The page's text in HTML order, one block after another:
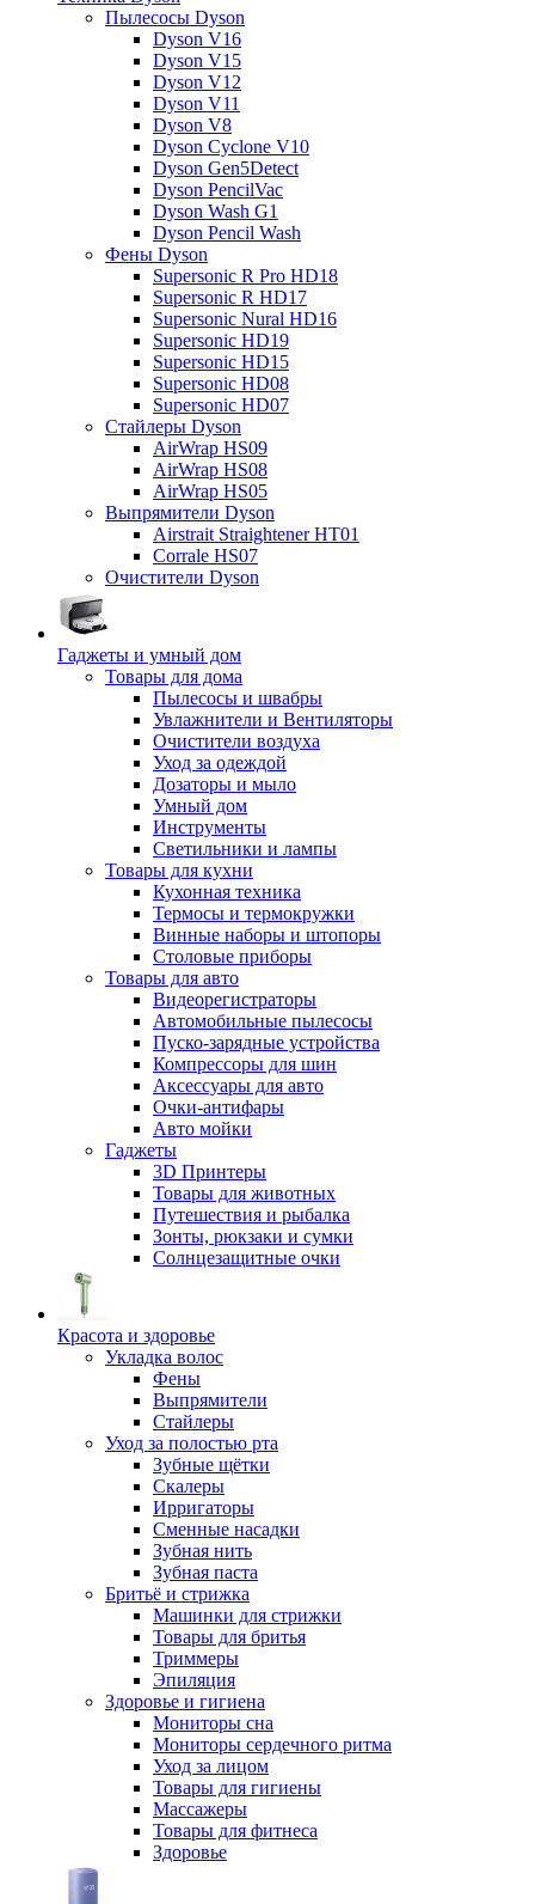
Пылесосы Dyson
Dyson V16
Dyson V15
Dyson V12
Dyson V11
Dyson V8
Dyson Cyclone V10
Dyson Gen5Detect
Dyson PencilVac
Dyson Wash G1
Dyson Pencil Wash
Фены Dyson
Supersonic R Pro HD18
Supersonic R HD17
Supersonic Nural HD16
Supersonic HD19
Supersonic HD15
Supersonic HD08
Supersonic HD07
Стайлеры Dyson
AirWrap HS09
AirWrap HS08
AirWrap HS05
Выпрямители Dyson
Airstrait Straightener HT01
Corrale HS07
Очистители Dyson
Гаджеты и умный дом
Товары для дома
Пылесосы и швабры
Увлажнители и Вентиляторы
Очистители воздуха
Уход за одеждой
Дозаторы и мыло
Умный дом
Инструменты
Светильники и лампы
Товары для кухни
Кухонная техника
Термосы и термокружки
Винные наборы и штопоры
Столовые приборы
Товары для авто
Видеорегистраторы
Автомобильные пылесосы
Пуско-зарядные устройства
Компрессоры для шин
Аксессуары для авто
Очки-антифары
Авто мойки
Гаджеты
3D Принтеры
Товары для животных
Путешествия и рыбалка
Зонты, рюкзаки и сумки
Солнцезащитные очки
Красота и здоровье
Укладка волос
Фены
Выпрямители
Стайлеры
Уход за полостью рта
Зубные щётки
Скалеры
Ирригаторы
Сменные насадки
Зубная нить
Зубная паста
Бритьё и стрижка
Машинки для стрижки
Товары для бритья
Триммеры
Эпиляция
Здоровье и гигиена
Мониторы сна
Мониторы сердечного ритма
Уход за лицом
Товары для гигиены
Массажеры
Товары для фитнеса
Здоровье